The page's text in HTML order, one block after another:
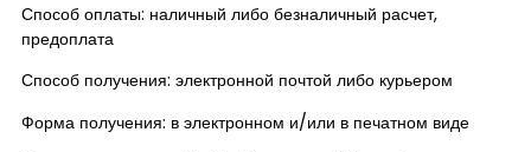
Способ оплаты: наличный либо безналичный расчет,
предоплата
Способ получения: электронной почтой либо курьером
Форма получения: в электронном и/или в печатном виде